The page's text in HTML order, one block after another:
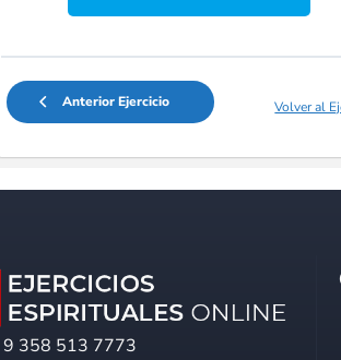
Anterior Ejercicio Volver al
358 513 7773